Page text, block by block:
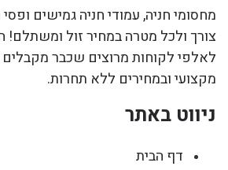
מחסומי חניה, עמודי חניה גמישים
צורך ולכל מטרה במחיר זול ומשתלם!
לאלפי לקוחות מרוצים שכבר מקבלים
מקצועי ובמחירים ללא תחרות.
ניווט באתר
דף הבית